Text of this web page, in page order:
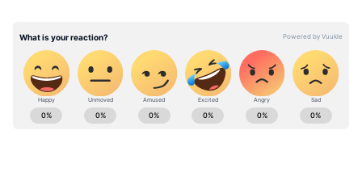
ABOUT THE AUTHOR